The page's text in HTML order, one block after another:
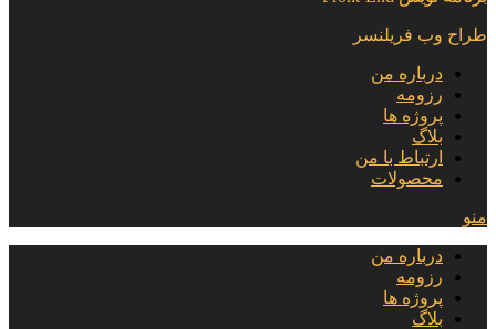
طراح وب فریلنسر
درباره من
رزومه
پروژه ها
بلاگ
ارتباط با من
محصولات
منو
درباره من
رزومه
پروژه ها
بلاگ